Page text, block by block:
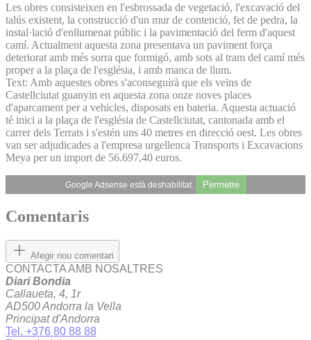
Les obres consisteixen en l'esbrossada de vegetació, l'excavació del
talús existent, la construcció d'un mur de contenció, fet de pedra, la
instal·lació d'enllumenat públic i la pavimentació del ferm d'aquest
camí. Actualment aquesta zona presentava un paviment força
deteriorat amb més sorra que formigó, amb sots al tram del camí més
proper a la plaça de l'església, i amb manca de llum.
Text: Amb aquestes obres s'aconseguirà que els veïns de
Castellciutat guanyin en aquesta zona onze noves places
d'aparcament per a vehicles, disposats en bateria. Aquesta actuació
té inici a la plaça de l'església de Castellciutat, cantonada amb el
carrer dels Terrats i s'estén uns 40 metres en direcció oest. Les obres
van ser adjudicades a l'empresa urgellenca Transports i Excavacions
Meya per un import de 56.697,40 euros.
Google Adsense està deshabilitat. Permetre
Comentaris
Afegir nou comentari
CONTACTA AMB NOSALTRES
Diari Bondia
Callaueta, 4, 1r
AD500 Andorra la Vella
Principat d'Andorra
Tel. +376 80 88 88